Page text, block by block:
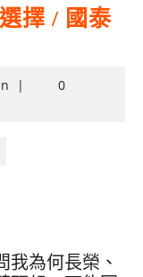
擇 / 國泰
|
0
我為何長榮、